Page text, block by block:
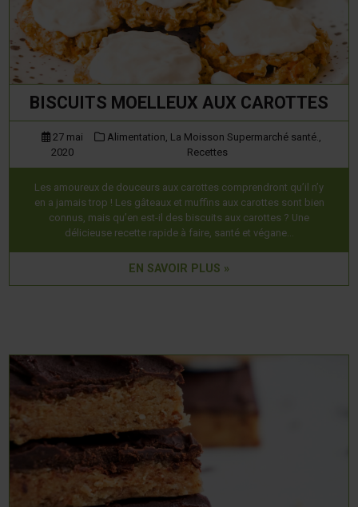
BISCUITS MOELLEUX AUX CAROTTES
27 mai
2020
Alimentation, La Moisson Supermarché santé.,
Recettes
Les amoureux de douceurs aux carottes comprendront qu’il n’y
en a jamais trop ! Les gâteaux et muffins aux carottes sont bien
connus, mais qu’en est-il des biscuits aux carottes ? Une
délicieuse recette rapide à faire, santé et végane…
EN SAVOIR PLUS »